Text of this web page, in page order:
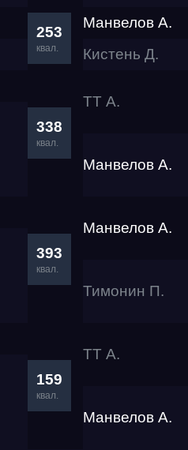
253
квал.
Манвелов А.
Кистень Д.
338
квал.
ТТ А.
Манвелов А.
393
квал.
Манвелов А.
Тимонин П.
159
квал.
ТТ А.
Манвелов А.